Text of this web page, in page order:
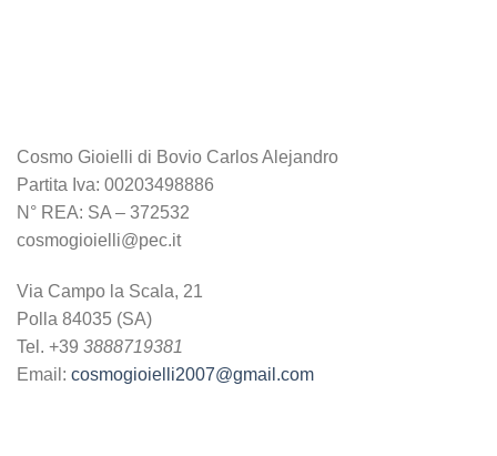
Cosmo Gioielli di Bovio Carlos Alejandro
Partita Iva: 00203498886
N° REA: SA – 372532
cosmogioielli@pec.it
Via Campo la Scala, 21
Polla 84035 (SA)
Tel. +39 3888719381
Email: cosmogioielli2007@gmail.com